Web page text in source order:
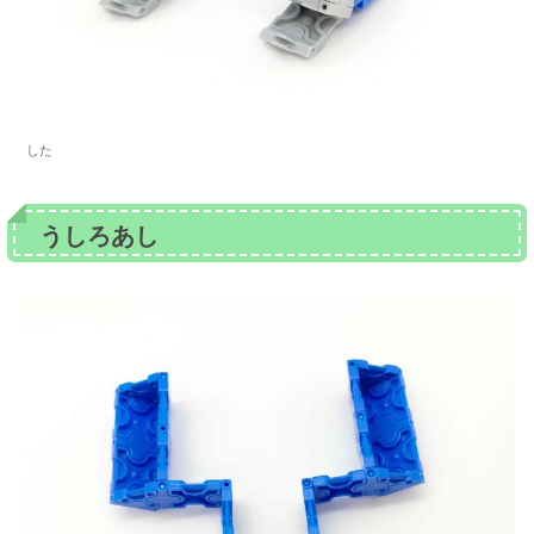
した
うしろあし